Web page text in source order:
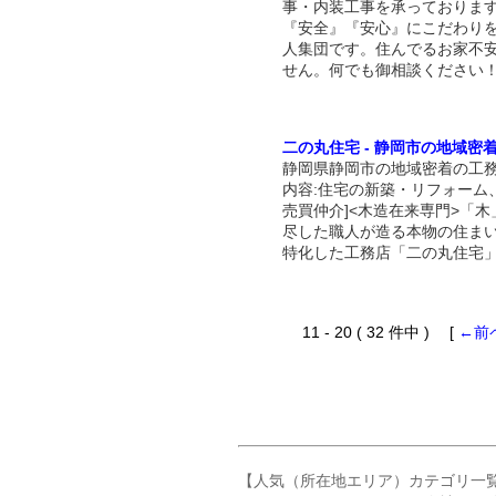
事・内装工事を承っておりま
『安全』『安心』にこだわり
人集団です。住んでるお家不
せん。何でも御相談ください
二の丸住宅 - 静岡市の地域密
静岡県静岡市の地域密着の工
内容:住宅の新築・リフォーム
売買仲介]<木造在来専門>「木
尽した職人が造る本物の住ま
特化した工務店「二の丸住宅
11 - 20 ( 32 件中 ) [ ←前
【人気（所在地エリア）カテゴリ一